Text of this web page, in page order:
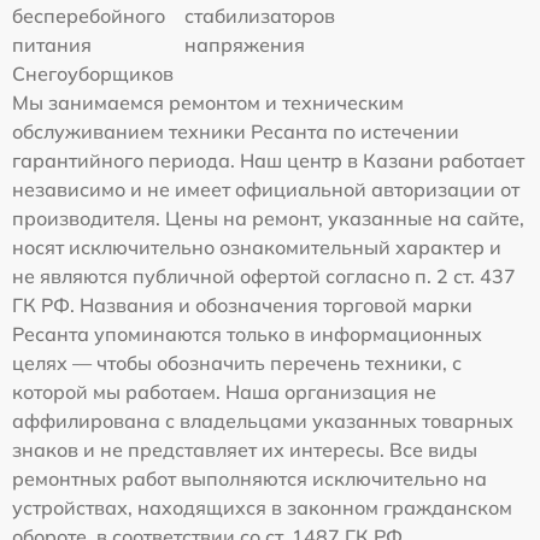
бесперебойного
питания
стабилизаторов
напряжения
Снегоуборщиков
Мы занимаемся ремонтом и техническим
обслуживанием техники Ресанта по истечении
гарантийного периода. Наш центр в Казани работает
независимо и не имеет официальной авторизации от
производителя. Цены на ремонт, указанные на сайте,
носят исключительно ознакомительный характер и
не являются публичной офертой согласно п. 2 ст. 437
ГК РФ. Названия и обозначения торговой марки
Ресанта упоминаются только в информационных
целях — чтобы обозначить перечень техники, с
которой мы работаем. Наша организация не
аффилирована с владельцами указанных товарных
знаков и не представляет их интересы. Все виды
ремонтных работ выполняются исключительно на
устройствах, находящихся в законном гражданском